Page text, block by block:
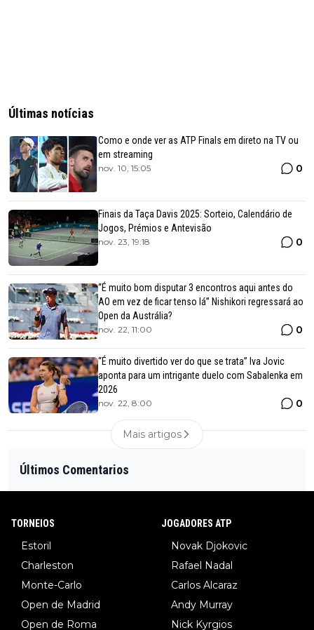
Últimas notícias
Como e onde ver as ATP Finals em direto na TV ou
em streaming
nov. 10, 15:05 0
Finais da Taça Davis 2025: Sorteio, Calendário de
Jogos, Prémios e Antevisão
nov. 23, 19:18 0
“É muito bom disputar 3 encontros aqui antes do
AO em vez de ficar tenso lá” Nishikori regressará ao
Open da Austrália?
nov. 22, 11:00 0
“É muito divertido ver do que se trata” Iva Jovic
aponta para um intrigante duelo com Sabalenka em
2026
nov. 22, 8:00 0
Mais artigos
Últimos Comentarios
TORNEIOS
Estoril
Charleston
Monte-Carlo
Open de Madrid
Open de Roma
JOGADORES ATP
Novak Djokovic
Rafael Nadal
Carlos Alcaraz
Andy Murray
Nick Kyrgios